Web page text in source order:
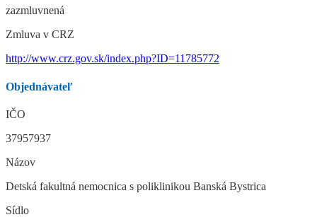
zazmluvnená
Zmluva v CRZ
http://www.crz.gov.sk/index.php?ID=11785772
Objednávateľ
IČO
37957937
Názov
Detská fakultná nemocnica s poliklinikou Banská Bystrica
Sídlo